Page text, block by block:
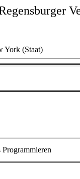
York (Staat)